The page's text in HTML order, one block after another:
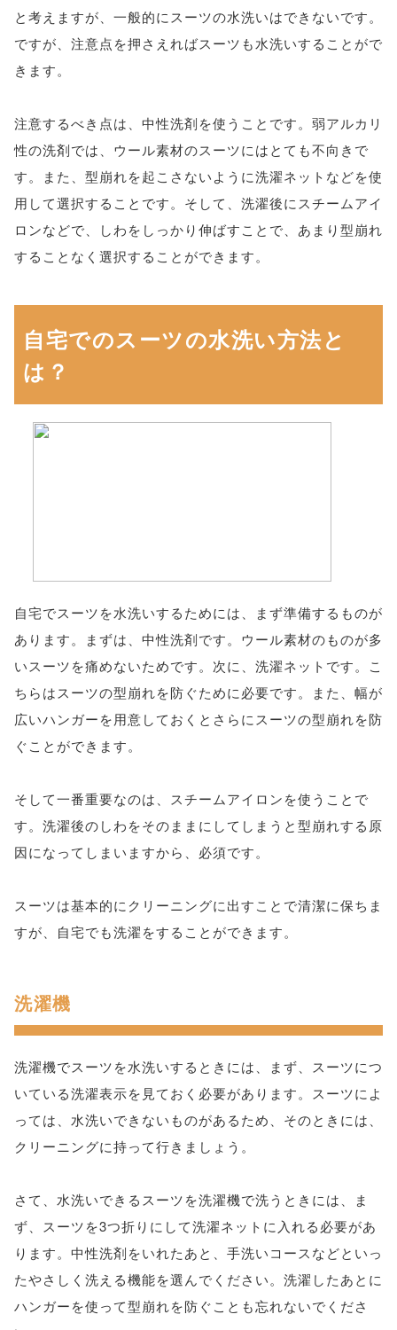
と考えますが、一般的にスーツの水洗いはできないです。
ですが、注意点を押さえればスーツも水洗いすることがで
きます。
注意するべき点は、中性洗剤を使うことです。弱アルカリ
性の洗剤では、ウール素材のスーツにはとても不向きで
す。また、型崩れを起こさないように洗濯ネットなどを使
用して選択することです。そして、洗濯後にスチームアイ
ロンなどで、しわをしっかり伸ばすことで、あまり型崩れ
することなく選択することができます。
自宅でのスーツの水洗い方法と
は？
自宅でスーツを水洗いするためには、まず準備するものが
あります。まずは、中性洗剤です。ウール素材のものが多
いスーツを痛めないためです。次に、洗濯ネットです。こ
ちらはスーツの型崩れを防ぐために必要です。また、幅が
広いハンガーを用意しておくとさらにスーツの型崩れを防
ぐことができます。
そして一番重要なのは、スチームアイロンを使うことで
す。洗濯後のしわをそのままにしてしまうと型崩れする原
因になってしまいますから、必須です。
スーツは基本的にクリーニングに出すことで清潔に保ちま
すが、自宅でも洗濯をすることができます。
洗濯機
洗濯機でスーツを水洗いするときには、まず、スーツにつ
いている洗濯表示を見ておく必要があります。スーツによ
っては、水洗いできないものがあるため、そのときには、
クリーニングに持って行きましょう。
さて、水洗いできるスーツを洗濯機で洗うときには、ま
ず、スーツを3つ折りにして洗濯ネットに入れる必要があ
ります。中性洗剤をいれたあと、手洗いコースなどといっ
たやさしく洗える機能を選んでください。洗濯したあとに
ハンガーを使って型崩れを防ぐことも忘れないでくださ